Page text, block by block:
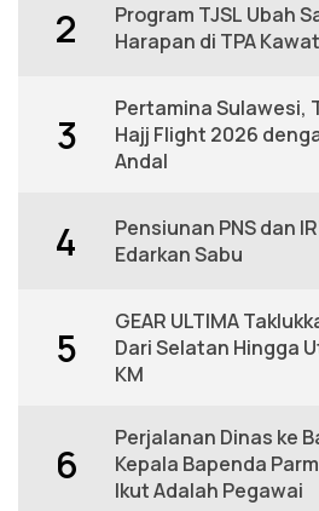
2
Program TJSL Ubah
Harapan di TPA
3
Pertamina Sulawesi,
Hajj Flight 2026
Andal
4
Pensiunan PNS dan
Edarkan Sabu
5
GEAR ULTIMA
Dari Selatan Hingga
KM
6
Perjalanan Dinas ke
Kepala Bapenda
Ikut Adalah Pegawai